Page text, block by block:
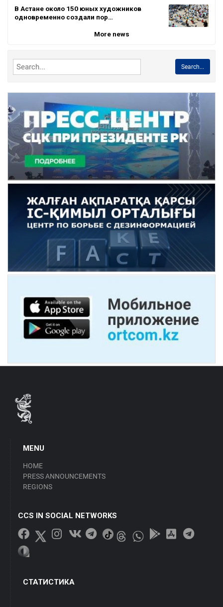
В Астане около 150 юных художников
одновременно создали пор…
More news
Search...
MENU
HOME
PRESS ANNOUNCEMENTS
REGIONS
CCS IN SOCIAL NETWORKS
СТАТИСТИКА